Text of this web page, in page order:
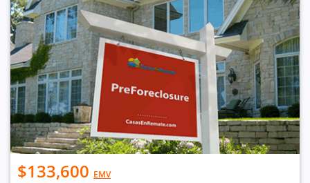
$133,600 EMV